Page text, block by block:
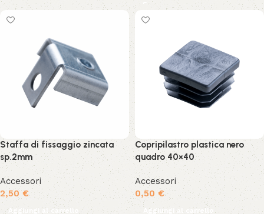
Staffa di fissaggio zincata
sp.2mm
Accessori
2,50€
Aggiungi al carrello
Copripilastro plastica nero
quadro 40×40
Accessori
0,50€
Aggiungi al carrello